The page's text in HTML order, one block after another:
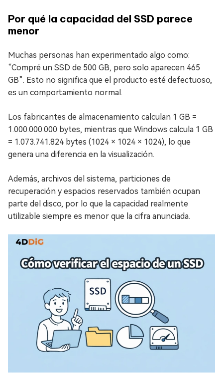
Por qué la capacidad del SSD parece
menor
Muchas personas han experimentado algo como:
“Compré un SSD de 500 GB, pero solo aparecen 465
GB”. Esto no significa que el producto esté defectuoso,
es un comportamiento normal.
Los fabricantes de almacenamiento calculan 1 GB =
1.000.000.000 bytes, mientras que Windows calcula 1 GB
= 1.073.741.824 bytes (1024 × 1024 × 1024), lo que
genera una diferencia en la visualización.
Además, archivos del sistema, particiones de
recuperación y espacios reservados también ocupan
parte del disco, por lo que la capacidad realmente
utilizable siempre es menor que la cifra anunciada.